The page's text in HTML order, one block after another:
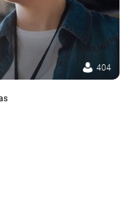
404